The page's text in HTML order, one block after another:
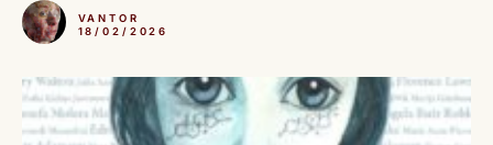
VANTOR
18/02/2026